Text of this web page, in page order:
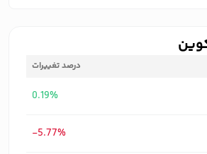
درصد تغییرات
0.19%
-5.77%